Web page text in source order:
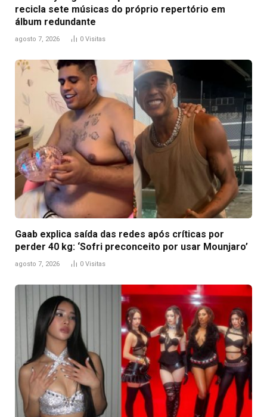
recicla sete músicas do próprio repertório em
álbum redundante
agosto 7, 2026 0 Visitas
Gaab explica saída das redes após críticas por
perder 40 kg: ‘Sofri preconceito por usar Mounjaro’
agosto 7, 2026 0 Visitas